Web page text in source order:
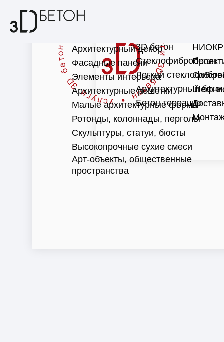
НИОКР
Шеф-
Архитектурный декор
Фасадные панели
Элементы интерьера
Архитектурные решетки
Малые архитектурные формы
Ротонды, колоннады, перголы
Скульптуры, статуи, бюсты
Высокопрочные сухие смеси
Арт-объекты, общественные
пространства
3D бетон
Стеклофибробетон
Легкий
Архитектурный
Бетон терраццо